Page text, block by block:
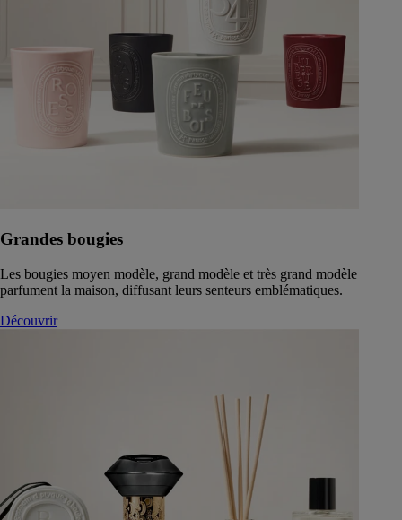
Grandes bougies
Les bougies moyen modèle, grand modèle et très grand modèle
parfument la maison, diffusant leurs senteurs emblématiques.
Découvrir